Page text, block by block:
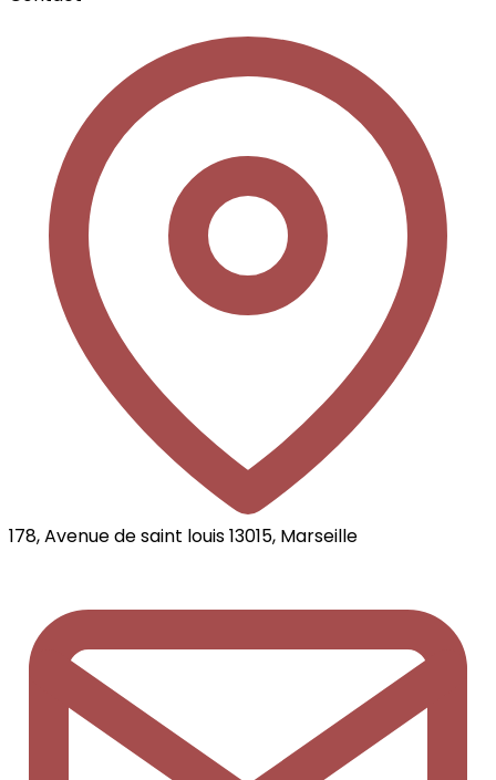
178, Avenue de saint louis 13015, Marseille